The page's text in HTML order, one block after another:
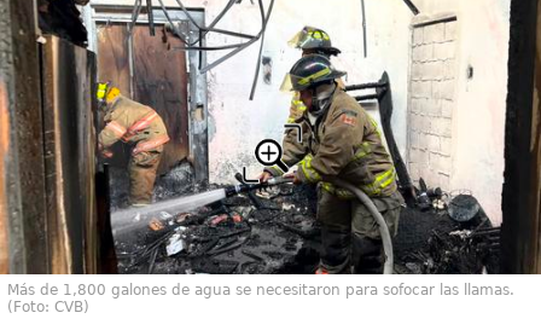
Más de 1,800 galones de agua se necesitaron para sofocar las llamas.
(Foto: CVB)